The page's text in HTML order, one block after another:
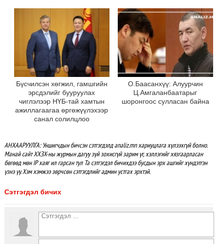
Бүсчилсэн хөгжил, гамшгийн
эрсдэлийг бууруулах
чиглэлээр НҮБ-тай хамтын
ажиллагаагаа өргөжүүлэхээр
санал солилцлоо
О.Баасанхүү: Алуурчин
Ц.Амгаланбаатарыг
шоронгоос сулласан байна
АНХААРУУЛГА: Уншигчдын бичсэн сэтгэгдэлд analiz.mn хариуцлага хүлээхгүй болно.
Манай сайт ХХЗХ-ны журмын дагуу зүй зохисгүй зарим үг, хэллэгийг хязгаарласан
бөгөөд мөн IP хаяг ил гарсан тул Та сэтгэгдэл бичихдээ бусдын эрх ашгийг хүндэтгэн
үзнэ үү. Хэм хэмжээ зөрчсөн сэтгэгдлийг админ устгах эрхтэй.
Сэтгэгдэл бичих